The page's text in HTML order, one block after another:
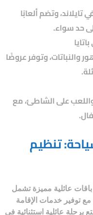
وتضم ألعابًا
حد سواء.
والنباتات، وتوفر عروضًا
على الشاطئ، مع
تنظيم
باقات عائلية مميزة تشمل
مع توفير خدمات الإقامة
برحلة عائلية استثنائية في